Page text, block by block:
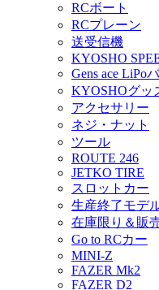
RCボート
RCプレーン
送受信機
KYOSHO
Gens ace LiPo
KYOSHOグッ
アクセサリー
ネジ・ナット
ツール
ROUTE 246
JETKO TIRE
スロットカー
生産終了モデ
在庫限り＆販
Go to RCカー
MINI-Z
FAZER Mk2
FAZER D2